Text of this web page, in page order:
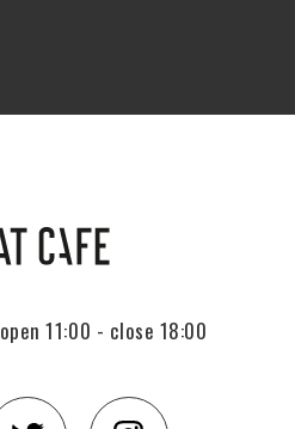
open 11:00 - close 18:00